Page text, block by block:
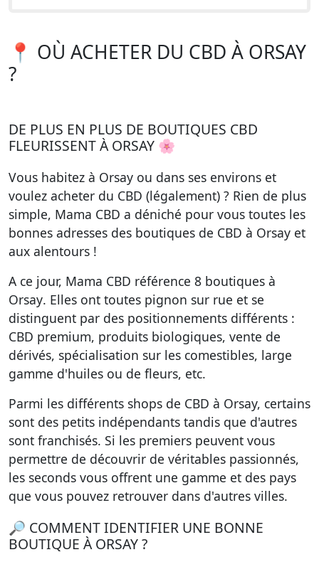
📍 OÙ ACHETER DU CBD À ORSAY
?
DE PLUS EN PLUS DE BOUTIQUES CBD
FLEURISSENT À ORSAY 🌸
Vous habitez à Orsay ou dans ses environs et
voulez acheter du CBD (légalement) ? Rien de plus
simple, Mama CBD a déniché pour vous toutes les
bonnes adresses des boutiques de CBD à Orsay et
aux alentours !
A ce jour, Mama CBD référence 8 boutiques à
Orsay. Elles ont toutes pignon sur rue et se
distinguent par des positionnements différents :
CBD premium, produits biologiques, vente de
dérivés, spécialisation sur les comestibles, large
gamme d'huiles ou de fleurs, etc.
Parmi les différents shops de CBD à Orsay, certains
sont des petits indépendants tandis que d'autres
sont franchisés. Si les premiers peuvent vous
permettre de découvrir de véritables passionnés,
les seconds vous offrent une gamme et des pays
que vous pouvez retrouver dans d'autres villes.
🔎 COMMENT IDENTIFIER UNE BONNE
BOUTIQUE À ORSAY ?